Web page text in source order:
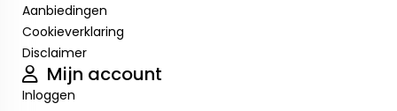
Aanbiedingen
Cookieverklaring
Disclaimer
Mijn account
Inloggen